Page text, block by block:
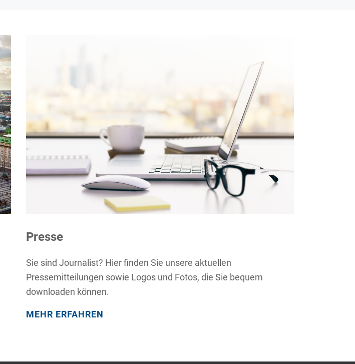
Presse
Sie sind Journalist? Hier finden Sie unsere aktuellen
Pressemitteilungen sowie Logos und Fotos, die Sie bequem
downloaden können.
MEHR ERFAHREN